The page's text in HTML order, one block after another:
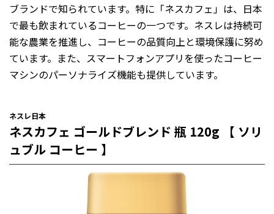
ブランドで知られています。特に「ネスカフェ」は、日本
で最も飲まれているコーヒーの一つです。ネスレは持続可
能な農業を推進し、コーヒーの品質向上と環境保護に努め
ています。また、スマートフォンアプリを使ったコーヒー
マシンのパーソナライズ機能も提供しています。
ネスレ日本
ネスカフェ ゴールドブレンド 瓶 120g 【 ソリ
ュブル コーヒー 】